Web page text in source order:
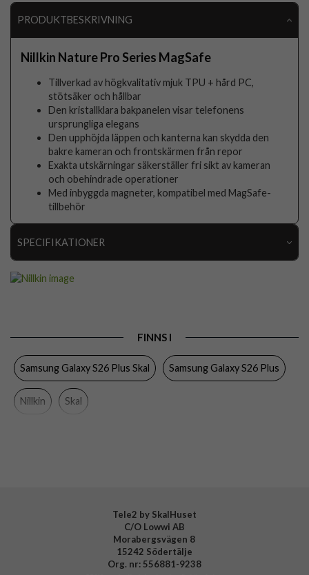
PRODUKTBESKRIVNING
Nillkin Nature Pro Series MagSafe
Tillverkad av högkvalitativ mjuk TPU + hård PC,
stötsäker och hållbar
Den kristallklara bakpanelen visar telefonens
ursprungliga elegans
Den upphöjda läppen och kanterna kan skydda den
bakre kameran och frontskärmen från repor
Exakta utskärningar säkerställer fri sikt av kameran
och obehindrade operationer
Med inbyggda magneter, kompatibel med MagSafe-
tillbehör
SPECIFIKATIONER
Färg Genomskinlig
Material
FINNS I
Samsung Galaxy S26 Plus Skal Samsung Galaxy S26 Plus
Nillkin Skal
Tele2 by SkalHuset
C/O Lowwi AB
Morabergsvägen 8
15242 Södertälje
Org. nr: 556881-9238